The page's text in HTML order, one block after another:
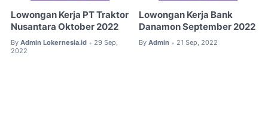
Lowongan Kerja PT Traktor
Nusantara Oktober 2022
By Admin Lokernesia.id • 29 Sep,
2022
Lowongan Kerja Bank
Danamon September 2022
By Admin • 21 Sep, 2022